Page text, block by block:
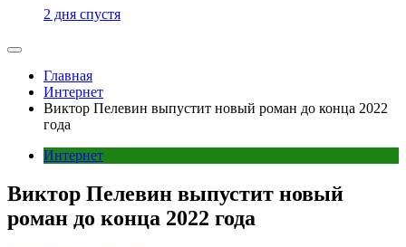
2 дня спустя
Главная
Интернет
Виктор Пелевин выпустит новый роман до конца 2022
года
Интернет
Виктор Пелевин выпустит новый
роман до конца 2022 года